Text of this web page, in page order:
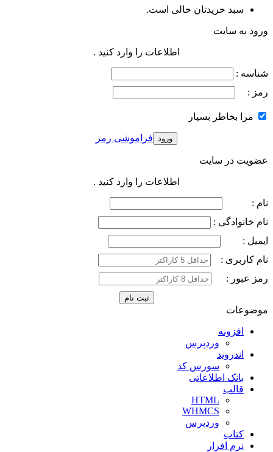
سبد خریدتان خالی است.
ورود به سایت
اطلاعات را وارد کنید .
شناسه :
رمز :
مرا بخاطر بسپار
فراموشی رمز
عضویت در سایت
اطلاعات را وارد کنید .
نام :
نام خانوادگی :
ایمیل :
نام کاربری :
رمز عبور :
موضوعات
افزونه
وردپرس
اندروید
سورس کد
بانک اطلاعاتی
قالب
HTML
WHMCS
وردپرس
کتاب
نرم افزار